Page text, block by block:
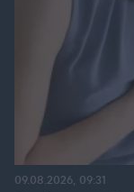
09.08.2026, 09:31